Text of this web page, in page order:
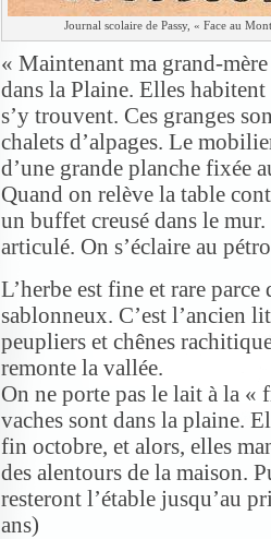
Journal scolaire de Passy, « Face au
« Maintenant ma grand-
dans la Plaine. Elles
s’y trouvent. Ces granges
chalets d’alpages. Le
d’une grande planche fixée
Quand on relève la table
un buffet creusé dans le
articulé. On s’éclaire au
L’herbe est fine et rare
sablonneux. C’est l’ancien
peupliers et chênes
remonte la vallée.
On ne porte pas le lait à la
vaches sont dans la plaine.
fin octobre, et alors, elles
des alentours de la maison.
resteront l’étable jusqu’au
ans)